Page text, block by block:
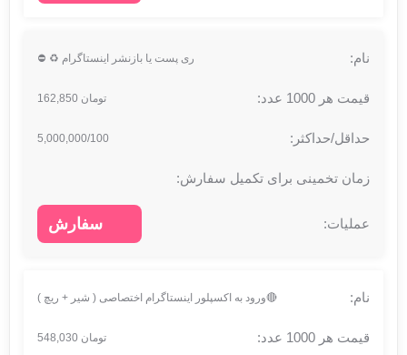
ری پست یا بازنشر اینستاگرام ♻ ⛔
تومان 162,850
5,000,000/100
سفارش
🔴ورود به اکسپلور اینستاگرام اختصاصی ( شیر + ریچ )
تومان 548,030